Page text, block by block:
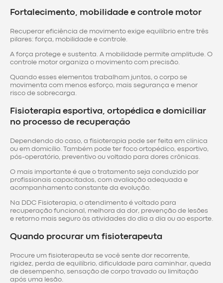
Fortalecimento, mobilidade e controle motor
Recuperar eficiência de movimento exige equilíbrio entre três
pilares: força, mobilidade e controle.
A força protege e sustenta. A mobilidade permite amplitude. O
controle motor organiza o movimento com precisão.
Quando esses elementos trabalham juntos, o corpo se
movimenta com menos esforço, mais segurança e menor
risco de sobrecarga.
Fisioterapia esportiva, ortopédica e domiciliar
no processo de recuperação
Dependendo do caso, a fisioterapia pode ser feita em clínica
ou em domicílio. Também pode ter foco ortopédico, esportivo,
pós-operatório, preventivo ou voltado para dores crônicas.
O mais importante é que o tratamento seja conduzido por
profissionais capacitados, com avaliação adequada e
acompanhamento constante da evolução.
Na DDC Fisioterapia, o atendimento é voltado para
recuperação funcional, melhora da dor, prevenção de lesões
e retorno mais seguro às atividades do dia a dia ou ao esporte.
Quando procurar um fisioterapeuta
Procure um fisioterapeuta se você sente dor recorrente,
rigidez, perda de equilíbrio, dificuldade para caminhar, queda
de desempenho, sensação de corpo travado ou limitação
após uma lesão.